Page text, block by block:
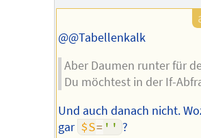
@@Tabellenkalk
Aber Daumen runter für
Du möchtest in der If-
Und auch danach nicht.
gar $S= '' ?